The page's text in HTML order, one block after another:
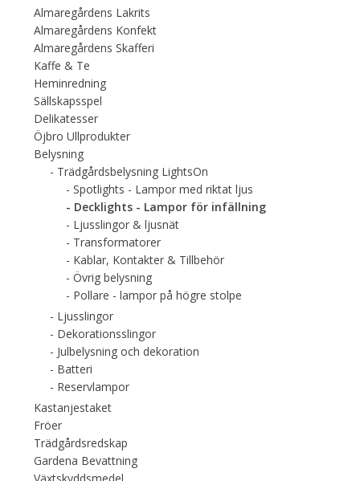
Almaregårdens Lakrits
Almaregårdens Konfekt
Almaregårdens Skafferi
Kaffe & Te
Heminredning
Sällskapsspel
Delikatesser
Öjbro Ullprodukter
Belysning
Trädgårdsbelysning LightsOn
Spotlights - Lampor med riktat ljus
Decklights - Lampor för infällning
Ljusslingor & ljusnät
Transformatorer
Kablar, Kontakter & Tillbehör
Övrig belysning
Pollare - lampor på högre stolpe
Ljusslingor
Dekorationsslingor
Julbelysning och dekoration
Batteri
Reservlampor
Kastanjestaket
Fröer
Trädgårdsredskap
Gardena Bevattning